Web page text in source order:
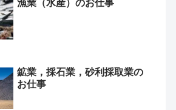
漁業（水産）のお仕事
鉱業，採石業，砂利採取業の
お仕事